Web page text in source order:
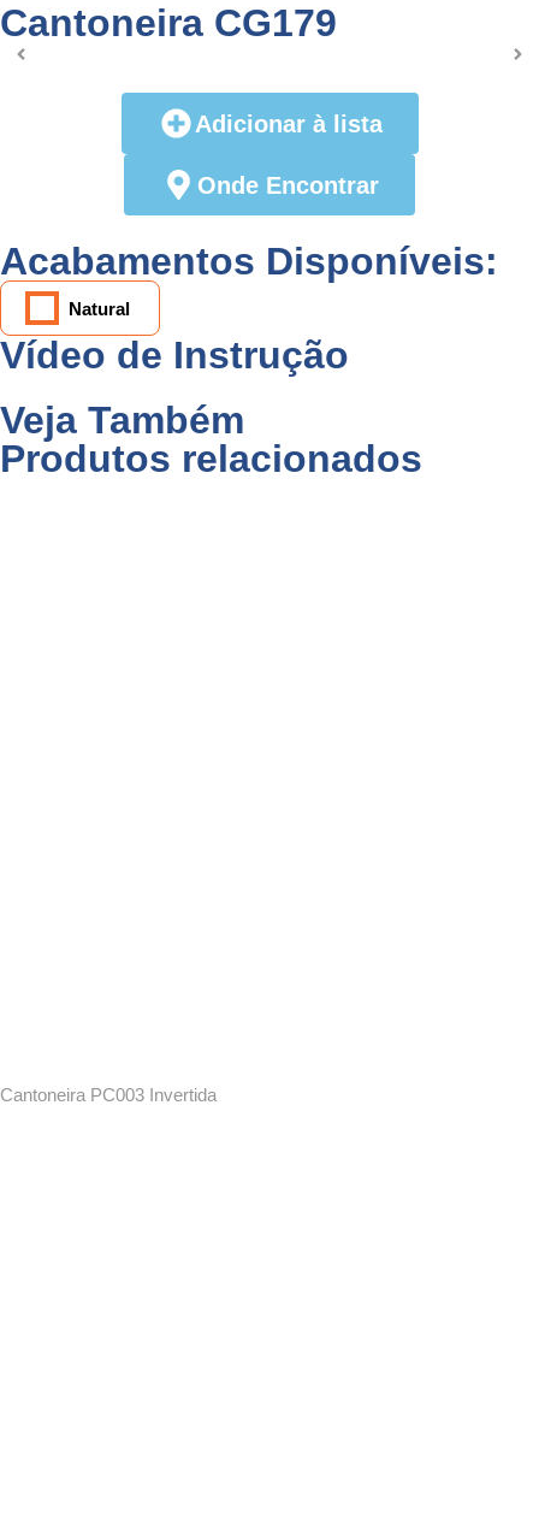
Cantoneira CG179
Adicionar à lista
Onde Encontrar
Acabamentos Disponíveis:
Natural
Vídeo de Instrução
Veja Também
Produtos relacionados
Cantoneira PC003 Invertida